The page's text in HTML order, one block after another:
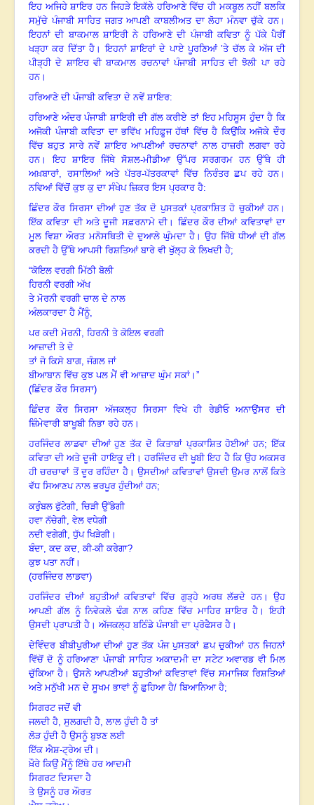
ਇਹ ਅਜਿਹੇ ਸ਼ਾਇਰ ਹਨ ਜਿਹੜੇ ਇਕੱਲੇ ਹਰਿਆਣੇ ਵਿੱਚ ਹੀ ਮਕਬੂਲ ਨਹੀਂ ਬਲਕਿ
ਸਮੁੱਚੇ ਪੰਜਾਬੀ ਸਾਹਿਤ ਜਗਤ ਆਪਣੀ ਕਾਬਲੀਅਤ ਦਾ ਲੋਹਾ ਮੰਨਵਾ ਚੁੱਕੇ ਹਨ ।
ਇਹਨਾਂ ਦੀ ਬਾਕਮਾਲ ਸ਼ਾਇਰੀ ਨੇ ਹਰਿਆਣੇ ਦੀ ਪੰਜਾਬੀ ਕਵਿਤਾ ਨੂੰ ਪੱਕੇ ਪੈਰੀਂ
ਖੜ੍ਹਾ ਕਰ ਦਿੱਤਾ ਹੈ ।ਇਹਨਾਂ ਸ਼ਾਇਰਾਂ ਦੇ ਪਾਏ ਪੂਰਣਿਆਂ ’ਤੇ ਚੱਲ ਕੇ ਅੱਜ ਦੀ
ਪੀੜ੍ਹੀ ਦੇ ਸ਼ਾਇਰ ਵੀ ਬਾਕਮਾਲ ਰਚਨਾਵਾਂ ਪੰਜਾਬੀ ਸਾਹਿਤ ਦੀ ਝੋਲੀ ਪਾ ਰਹੇ
ਹਨ ।
ਹਰਿਆਣੇ ਦੀ ਪੰਜਾਬੀ ਕਵਿਤਾ ਦੇ ਨਵੇਂ ਸ਼ਾਇਰ:
ਹਰਿਆਣੇ ਅੰਦਰ ਪੰਜਾਬੀ ਸ਼ਾਇਰੀ ਦੀ ਗੱਲ ਕਰੀਏ ਤਾਂ ਇਹ ਮਹਿਸੂਸ ਹੁੰਦਾ ਹੈ ਕਿ
ਅਜੋਕੀ ਪੰਜਾਬੀ ਕਵਿਤਾ ਦਾ ਭਵਿੱਖ ਮਹਿਫ਼ੂਜ ਹੱਥਾਂ ਵਿੱਚ ਹੈ ਕਿਉਂਕਿ ਅਜੋਕੇ ਦੌਰ
ਵਿੱਚ ਬਹੁਤ ਸਾਰੇ ਨਵੇਂ ਸ਼ਾਇਰ ਆਪਣੀਆਂ ਰਚਨਾਵਾਂ ਨਾਲ ਹਾਜ਼ਰੀ ਲਗਵਾ ਰਹੇ
ਹਨ ।ਇਹ ਸ਼ਾਇਰ ਜਿੱਥੇ ਸੋਸ਼ਲ-ਮੀਡੀਆ ਉੱਪਰ ਸਰਗਰਮ ਹਨ ਉੱਥੇ ਹੀ
ਅਖ਼ਬਾਰਾਂ, ਰਸਾਲਿਆਂ ਅਤੇ ਪੱਤਰ-ਪੱਤਰਕਾਵਾਂਵਿੱਚ ਨਿਰੰਤਰ ਛਪ ਰਹੇ ਹਨ ।
ਨਵਿਆਂ ਵਿੱਚੋਂ ਕੁਝ ਕੁ ਦਾ ਸੰਖੇਪ ਜ਼ਿਕਰ ਇਸ ਪ੍ਰਕਾਰ ਹੈ:
ਛਿੰਦਰ ਕੌਰ ਸਿਰਸਾ ਦੀਆਂ ਹੁਣ ਤੱਕ ਦੋ ਪੁਸਤਕਾਂ ਪ੍ਰਕਾਸ਼ਿਤ ਹੋ ਚੁਕੀਆਂ ਹਨ ।
ਇੱਕ ਕਵਿਤਾ ਦੀ ਅਤੇ ਦੂਜੀ ਸਫ਼ਰਨਾਮੇ ਦੀ । ਛਿੰਦਰ ਕੌਰ ਦੀਆਂ ਕਵਿਤਾਵਾਂ ਦਾ
ਮੂਲ ਵਿਸ਼ਾ ਔਰਤ ਮਨੋਸਥਿਤੀ ਦੇ ਦੁਆਲੇ ਘੁੰਮਦਾ ਹੈ ।ਉਹ ਜਿੱਥੇ ਧੀਆਂ ਦੀ ਗੱਲ
ਕਰਦੀ ਹੈ ਉੱਥੇ ਆਪਸੀ ਰਿਸ਼ਤਿਆਂ ਬਾਰੇ ਵੀ ਖੁੱਲ੍ਹ ਕੇ ਲਿਖਦੀ ਹੈ;
“ਕੋਇਲ ਵਰਗੀ ਮਿੱਠੀ ਬੋਲੀ
ਹਿਰਨੀ ਵਰਗੀ ਅੱਖ
ਤੇ ਮੋਰਨੀ ਵਰਗੀ ਚਾਲ ਦੇ ਨਾਲ
ਅੰਲਕਾਰਦਾ ਹੈ ਮੈਂਨੂੰ,
ਪਰ ਕਦੀ ਮੋਰਨੀ, ਹਿਰਨੀ ਤੇ ਕੋਇਲ ਵਰਗੀ
ਆਜ਼ਾਦੀ ਤੇ ਦੇ
ਤਾਂ ਜੋ ਕਿਸੇ ਬਾਗ, ਜੰਗਲ ਜਾਂ
ਬੀਆਬਾਨ ਵਿੱਚ ਕੁਝ ਪਲ ਮੈਂ ਵੀ ਆਜ਼ਾਦ ਘੁੰਮ ਸਕਾਂ । ”
(ਛਿੰਦਰ ਕੌਰ ਸਿਰਸਾ)
ਛਿੰਦਰ ਕੌਰ ਸਿਰਸਾ ਅੱਜਕਲ੍ਹ ਸਿਰਸਾ ਵਿਖੇ ਹੀ ਰੇਡੀਓ ਅਨਾਉਂਸਰ ਦੀ
ਜ਼ਿੰਮੇਵਾਰੀ ਬਾਖੂਬੀ ਨਿਭਾ ਰਹੇ ਹਨ ।
ਹਰਜਿੰਦਰ ਲਾਡਵਾ ਦੀਆਂ ਹੁਣ ਤੱਕ ਦੋ ਕਿਤਾਬਾਂ ਪ੍ਰਕਾਸ਼ਿਤ ਹੋਈਆਂ ਹਨ; ਇੱਕ
ਕਵਿਤਾ ਦੀ ਅਤੇ ਦੂਜੀ ਹਾਇਕੂ ਦੀ। ਹਰਜਿੰਦਰ ਦੀ ਖੂਬੀ ਇਹ ਹੈ ਕਿ ਉਹ ਅਕਸਰ
ਹੀ ਚਰਚਾਵਾਂ ਤੋਂ ਦੂਰ ਰਹਿੰਦਾ ਹੈ।ਉਸਦੀਆਂ ਕਵਿਤਾਵਾਂ ਉਸਦੀ ਉਮਰ ਨਾਲੋਂ ਕਿਤੇ
ਵੱਧ ਸਿਆਣਪ ਨਾਲ ਭਰਪੂਰ ਹੁੰਦੀਆਂ ਹਨ;
ਕਰੁੰਬਲ ਫੁੱਟੇਗੀ, ਚਿੜੀ ਉੱਡੇਗੀ
ਹਵਾ ਨੱਚੇਗੀ, ਵੇਲ ਵਧੇਗੀ
ਨਦੀ ਵਗੇਗੀ, ਧੁੱਪ ਖਿੜੇਗੀ ।
ਬੰਦਾ, ਕਦ ਕਦ, ਕੀ-ਕੀ ਕਰੇਗਾ?
ਕੁਝ ਪਤਾ ਨਹੀਂ ।
(ਹਰਜਿੰਦਰ ਲਾਡਵਾ)
ਹਰਜਿੰਦਰ ਦੀਆਂ ਬਹੁਤੀਆਂ ਕਵਿਤਾਵਾਂ ਵਿੱਚ ਗੁੜ੍ਹੇ ਅਰਥ ਲੱਭਦੇ ਹਨ।ਉਹ
ਆਪਣੀ ਗੱਲ ਨੂੰ ਨਿਵੇਕਲੇ ਢੰਗ ਨਾਲ ਕਹਿਣ ਵਿੱਚ ਮਾਹਿਰ ਸ਼ਾਇਰ ਹੈ ।ਇਹੀ
ਉਸਦੀ ਪ੍ਰਾਪਤੀ ਹੈ । ਅੱਜਕਲ੍ਹ ਬਠਿੰਡੇ ਪੰਜਾਬੀ ਦਾ ਪ੍ਰੋਫੈਸਰ ਹੈ ।
ਦੇਵਿੰਦਰ ਬੀਬੀਪੁਰੀਆ ਦੀਆਂ ਹੁਣ ਤੱਕ ਪੰਜ ਪੁਸਤਕਾਂ ਛਪ ਚੁਕੀਆਂ ਹਨ ਜਿਹਨਾਂ
ਵਿੱਚੋਂ ਦੋ ਨੂੰ ਹਰਿਆਣਾ ਪੰਜਾਬੀ ਸਾਹਿਤ ਅਕਾਦਮੀ ਦਾ ਸਟੇਟ ਅਵਾਰਡ ਵੀ ਮਿਲ
ਚੁੱਕਿਆ ਹੈ ।ਉਸਨੇ ਆਪਣੀਆਂ ਬਹੁਤੀਆਂ ਕਵਿਤਾਵਾਂ ਵਿੱਚ ਸਮਾਜਿਕ ਰਿਸ਼ਤਿਆਂ
ਅਤੇ ਮਨੁੱਖੀ ਮਨ ਦੇ ਸੂਖਮ ਭਾਵਾਂ ਨੂੰ ਛੁਹਿਆ ਹੈ/ ਬਿਆਨਿਆ ਹੈ;
ਸਿਗਰਟ ਜਦੋਂ ਵੀ
ਜਲਦੀ ਹੈ, ਸੁਲਗਦੀ ਹੈ, ਲਾਲ ਹੁੰਦੀ ਹੈ ਤਾਂ
ਲੋੜ ਹੁੰਦੀ ਹੈ ਉਸਨੂੰ ਬੁਝਣ ਲਈ
ਇੱਕ ਐਸ਼-ਟ੍ਰੇਅ ਦੀ ।
ਖ਼ੌਰੇ ਕਿਉਂ ਮੈਂਨੂੰ ਇੱਥੇ ਹਰ ਆਦਮੀ
ਸਿਗਰਟ ਦਿਸਦਾ ਹੈ
ਤੇ ਉਸਨੂੰ ਹਰ ਔਰਤ